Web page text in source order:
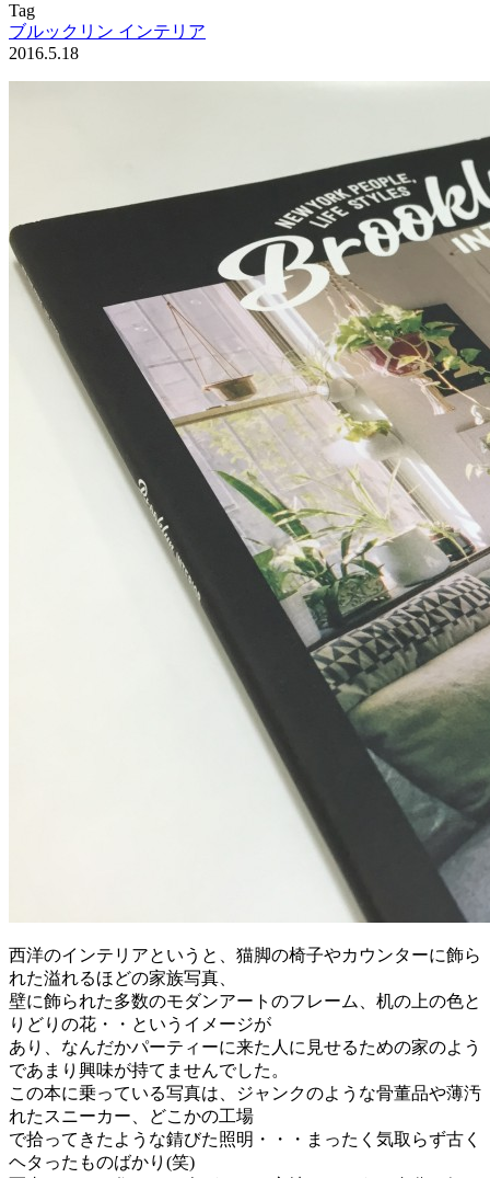
Tag
ブルックリン インテリア
2016.5.18
西洋のインテリアというと、猫脚の椅子やカウンターに飾ら
れた溢れるほどの家族写真、
壁に飾られた多数のモダンアートのフレーム、机の上の色と
りどりの花・・というイメージが
あり、なんだかパーティーに来た人に見せるための家のよう
であまり興味が持てませんでした。
この本に乗っている写真は、ジャンクのような骨董品や薄汚
れたスニーカー、どこかの工場
で拾ってきたような錆びた照明・・・まったく気取らず古く
ヘタったものばかり(笑)